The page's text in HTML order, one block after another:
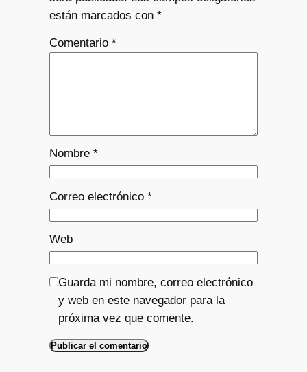
están marcados con *
Comentario *
Nombre *
Correo electrónico *
Web
Guarda mi nombre, correo electrónico
y web en este navegador para la
próxima vez que comente.